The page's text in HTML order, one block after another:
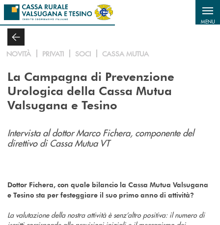
Salta al contenuto principale
MENU
NOVITÀ PRIVATI SOCI CASSA MUTUA
La Campagna di Prevenzione
Urologica della Cassa Mutua
Valsugana e Tesino
Intervista al dottor Marco Fichera, componente del
direttivo di Cassa Mutua VT
Dottor Fichera, con quale bilancio la Cassa Mutua Valsugana
e Tesino sta per festeggiare il suo primo anno di attività?
La valutazione della nostra attività è senz’altro positiva: il numero di